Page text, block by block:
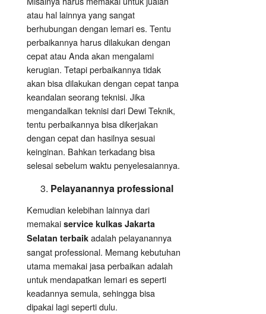
atau hal lainnya yang sangat
berhubungan dengan lemari es. Tentu
perbaikannya harus dilakukan dengan
cepat atau Anda akan mengalami
kerugian. Tetapi perbaikannya tidak
akan bisa dilakukan dengan cepat tanpa
keandalan seorang teknisi. Jika
mengandalkan teknisi dari Dewi Teknik,
tentu perbaikannya bisa dikerjakan
dengan cepat dan hasilnya sesuai
keinginan. Bahkan terkadang bisa
selesai sebelum waktu penyelesaiannya.
Pelayanannya professional
Kemudian kelebihan lainnya dari
memakai service kulkas Jakarta
Selatan terbaik adalah pelayanannya
sangat professional. Memang kebutuhan
utama memakai jasa perbaikan adalah
untuk mendapatkan lemari es seperti
keadannya semula, sehingga bisa
dipakai lagi seperti dulu.